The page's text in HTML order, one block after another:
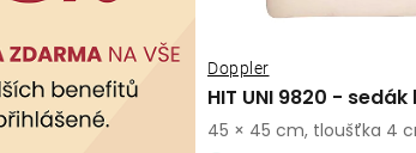
HIT UNI 9820 -
Doppler
45 × 45 cm, tloušťka 4